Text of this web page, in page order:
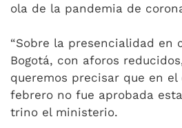
ola de la pandemia de
“Sobre la presencialidad en
Bogotá, con aforos
queremos precisar que en
febrero no fue aprobada
trino el ministerio.